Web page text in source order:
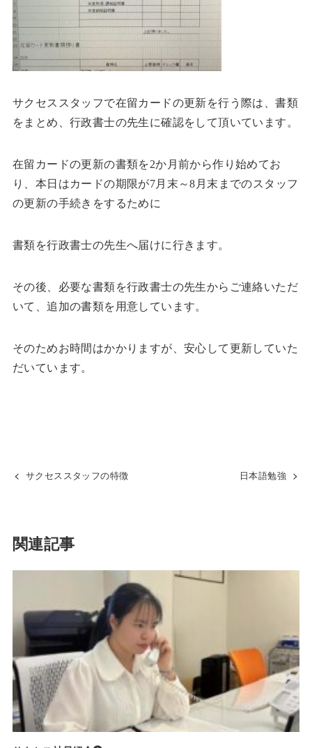
サクセススタッフで在留カードの更新を行う際は、書類
をまとめ、行政書士の先生に確認をして頂いています。
在留カードの更新の書類を2か月前から作り始めてお
り、本日はカードの期限が7月末～8月末までのスタッフ
の更新の手続きをするために
書類を行政書士の先生へ届けに行きます。
その後、必要な書類を行政書士の先生からご連絡いただ
いて、追加の書類を用意しています。
そのためお時間はかかりますが、安心して更新していた
だいています。
サクセススタッフの特徴 日本語勉強
関連記事